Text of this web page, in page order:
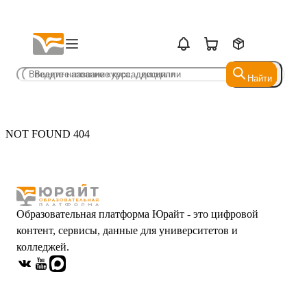
Найти
Найти
NOT FOUND 404
Образовательная платформа Юрайт - это цифровой
контент, сервисы, данные для университетов и
колледжей.